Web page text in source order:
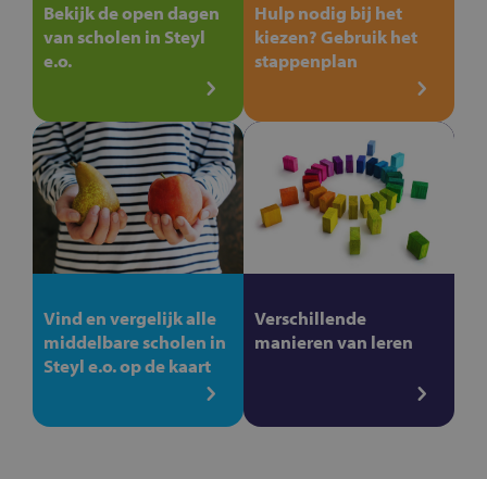
Bekijk de open dagen
van scholen in Steyl
e.o.
Hulp nodig bij het
kiezen? Gebruik het
stappenplan
Vind en vergelijk alle
middelbare scholen in
Steyl e.o. op de kaart
Verschillende
manieren van leren